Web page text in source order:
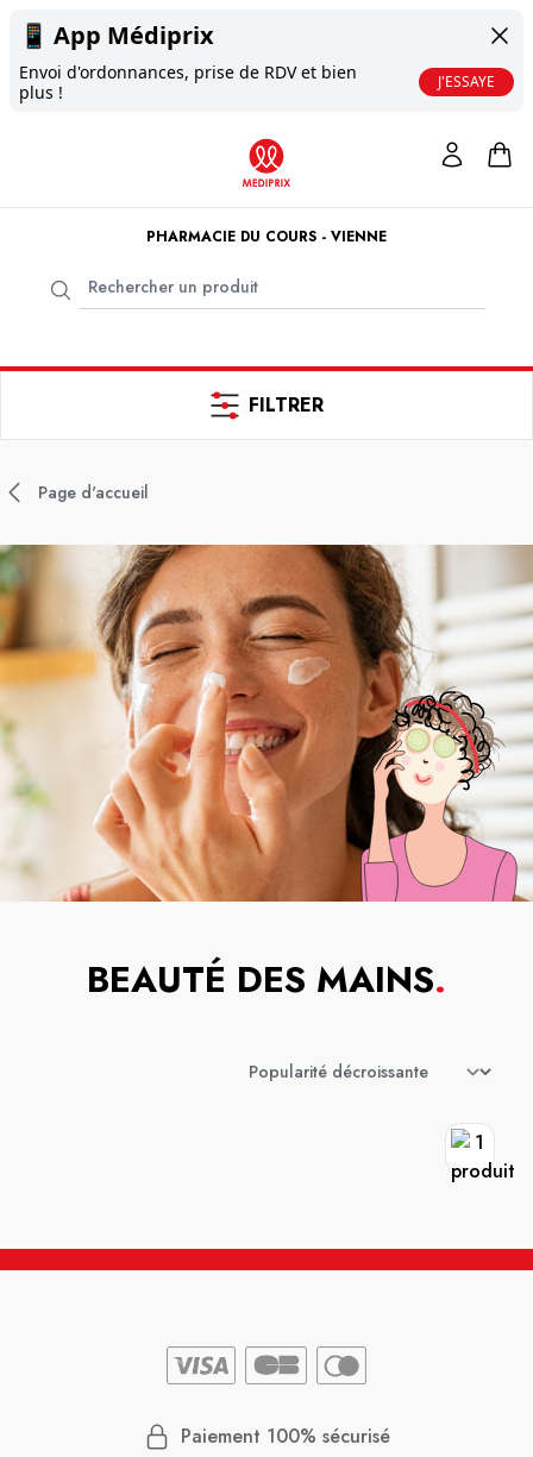
📱 App Médiprix
Envoi d'ordonnances, prise de RDV et bien
plus !
J'ESSAYE
PHARMACIE DU COURS - VIENNE
FILTRER
Page d'accueil
BEAUTÉ DES MAINS.
Paiement 100% sécurisé